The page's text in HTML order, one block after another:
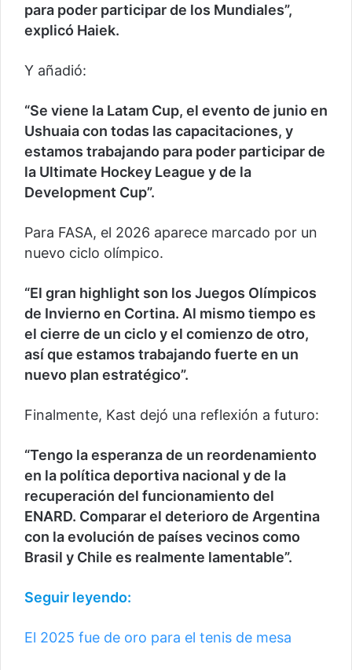
para poder participar de los Mundiales”,
explicó Haiek.
Y añadió:
“Se viene la Latam Cup, el evento de junio en
Ushuaia con todas las capacitaciones, y
estamos trabajando para poder participar de
la Ultimate Hockey League y de la
Development Cup”.
Para FASA, el 2026 aparece marcado por un
nuevo ciclo olímpico.
“El gran highlight son los Juegos Olímpicos
de Invierno en Cortina. Al mismo tiempo es
el cierre de un ciclo y el comienzo de otro,
así que estamos trabajando fuerte en un
nuevo plan estratégico”.
Finalmente, Kast dejó una reflexión a futuro:
“Tengo la esperanza de un reordenamiento
en la política deportiva nacional y de la
recuperación del funcionamiento del
ENARD. Comparar el deterioro de Argentina
con la evolución de países vecinos como
Brasil y Chile es realmente lamentable”.
Seguir leyendo:
El 2025 fue de oro para el tenis de mesa